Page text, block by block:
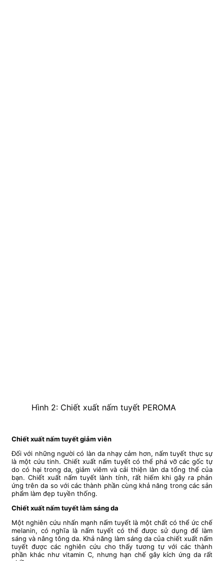
Hình 2: Chiết xuất nấm tuyết PEROMA
Chiết xuất nấm tuyết giảm viên
Đối với những người có làn da nhạy cảm hơn, nấm tuyết thực sự
là một cứu tinh. Chiết xuất nấm tuyết có thể phá vỡ các gốc tự
do có hại trong da, giảm viêm và cải thiện làn da tổng thể của
bạn. Chiết xuất nấm tuyết lành tính, rất hiếm khi gây ra phản
ứng trên da so với các thành phần cùng khả năng trong các sản
phẩm làm đẹp tuyền thống.
Chiết xuất nấm tuyết làm sáng da
Một nghiên cứu nhấn mạnh nấm tuyết là một chất có thể ức chế
melanin, có nghĩa là nấm tuyết có thể được sử dụng để làm
sáng và nâng tông da. Khả năng làm sáng da của chiết xuất nấm
tuyết được các nghiên cứu cho thấy tương tự với các thành
phần khác như vitamin C, nhưng hạn chế gây kích ứng da rất